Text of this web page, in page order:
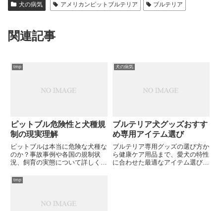
犬の病気 アメリカンピットブルテリア ブルテリア
関連記事
tmp
ピットブル危険性と犬種規
制の現実理解
ピットブルは本当に危険な犬種な
のか？事故事例や各国の規制状
況、飼育の実態について詳しく解
くべき基礎知識とは？
犬の病気
ブルテリア犬グッズおすす
め専用アイテム選び
ブルテリア専用グッズの選び方か
ら健康ケア用品まで、愛犬の特性
に合わせた最適なアイテム選びに
tmp